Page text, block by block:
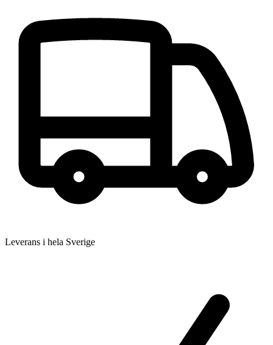
Leverans i hela Sverige